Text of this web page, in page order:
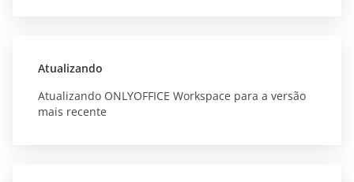
Atualizando
Atualizando ONLYOFFICE Workspace para a versão
mais recente